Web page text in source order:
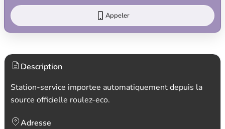
Appeler
Description
Station-service importee automatiquement depuis la
source officielle roulez-eco.
Adresse